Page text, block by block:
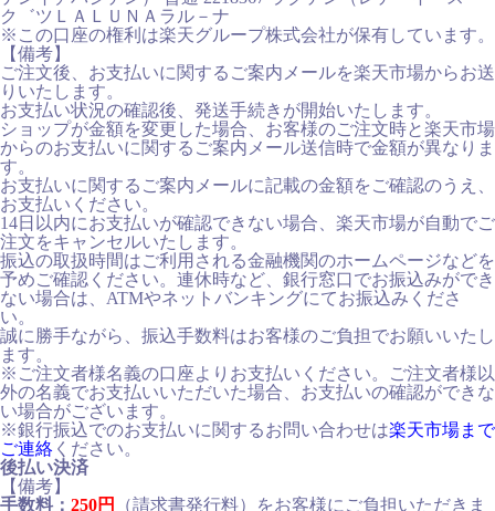
ク゛ツＬＡＬＵＮＡラル－ナ
※この口座の権利は楽天グループ株式会社が保有しています。
【備考】
ご注文後、お支払いに関するご案内メールを楽天市場からお送
りいたします。
お支払い状況の確認後、発送手続きが開始いたします。
ショップが金額を変更した場合、お客様のご注文時と楽天市場
からのお支払いに関するご案内メール送信時で金額が異なりま
す。
お支払いに関するご案内メールに記載の金額をご確認のうえ、
お支払いください。
14日以内にお支払いが確認できない場合、楽天市場が自動でご
注文をキャンセルいたします。
振込の取扱時間はご利用される金融機関のホームページなどを
予めご確認ください。連休時など、銀行窓口でお振込みができ
ない場合は、ATMやネットバンキングにてお振込みくださ
い。
誠に勝手ながら、振込手数料はお客様のご負担でお願いいたし
ます。
※ご注文者様名義の口座よりお支払いください。ご注文者様以
外の名義でお支払いいただいた場合、お支払いの確認ができな
い場合がございます。
※銀行振込でのお支払いに関するお問い合わせは楽天市場まで
ご連絡 ください。
後払い決済
【備考】
手数料： 250円 （請求書発行料）をお客様にご負担いただきま